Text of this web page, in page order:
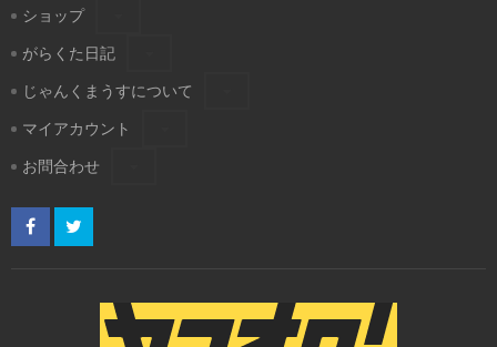
ショップ
がらくた日記
じゃんくまうすについて
マイアカウント
お問合わせ